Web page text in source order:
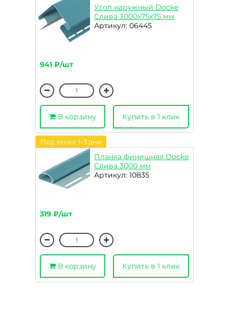
Угол наружный Docke
Слива 3000х75х75 мм
Артикул: 06445
941 ₽/шт
В корзину Купить в 1 клик
Под заказ: 1-3 дня
Планка финишная Docke
Слива 3000 мм
Артикул: 10835
319 ₽/шт
В корзину Купить в 1 клик